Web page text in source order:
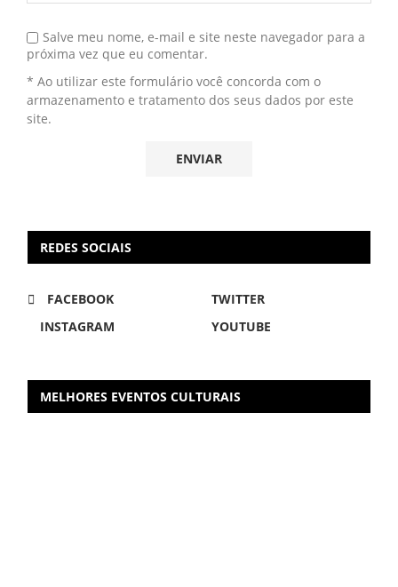
Salve meu nome, e-mail e site neste navegador para a
próxima vez que eu comentar.
* Ao utilizar este formulário você concorda com o
armazenamento e tratamento dos seus dados por este
site.
REDES SOCIAIS
FACEBOOK
TWITTER
INSTAGRAM
YOUTUBE
MELHORES EVENTOS CULTURAIS